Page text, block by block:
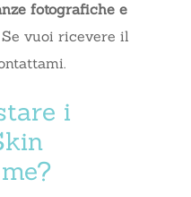
fotografiche e
vuoi ricevere il
i